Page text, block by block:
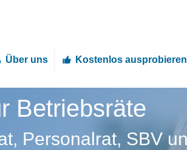
Über uns Kostenlos ausprobieren
Betriebsräte
Personalrat, SBV